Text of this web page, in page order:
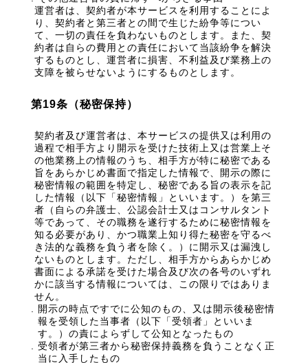
運営者は、契約者が本サービスを利用することによ
り、契約者と第三者との間で生じた紛争等につい
て、一切の責任を負わないものとします。また、契
約者は自らの費用との責任において当該紛争を解決
するものとし、運営者に損害、不利益及び業務上の
支障を被らせないようにするものとします。
第19条（秘密保持）
契約者及び運営者は、本サービスの提供又は利用の
過程で相手方より開示を受けた技術上又は営業上そ
の他業務上の情報のうち、相手方が特に秘密である
旨をあらかじめ書面で指定した情報で、開示の際に
秘密情報の範囲を特定し、秘密である旨の表示を記
した情報（以下「秘密情報」といいます。）を第三
者（自らの弁護士、公認会計士又はコンサルタント
等であって、その職務を遂行するために秘密情報を
知る必要があり、かつ職業上知り得た秘密を守るべ
き法的な義務を負う者を除く。）に開示又は漏洩し
ないものとします。ただし、相手方からあらかじめ
書面による承諾を受けた場合及び次の各号のいずれ
かに該当する情報については、この限りではありま
せん。
開示の時点ですでに公知のもの、又は開示後秘密情
報を受領した当事者（以下「受領者」といいま
す。）の責によらずして公知となったもの
受領者が第三者から秘密保持義務を負うことなく正
当に入手したもの